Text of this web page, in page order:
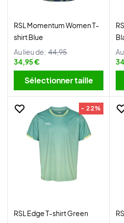
RSL Momentum Women T-
shirt Blue
Au lieu de: 44,95
34,95 €
Sélectionner taille
- 22%
RSL Edge T-shirt Green